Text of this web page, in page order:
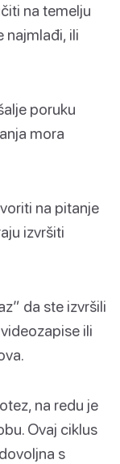
na temelju
najmlađi, ili
poruku
mora
na pitanje
izvršiti
da ste izvršili
ili
na redu je
Ovaj ciklus
s